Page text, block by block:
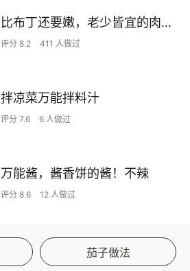
比布丁还要嫩，老少皆宜的肉沫蒸蛋
评分 8.2 411 人做过
拌凉菜万能拌料汁
评分 7.6 6 人做过
万能酱，酱香饼的酱！不辣
评分 8.6 12 人做过
茄子做法